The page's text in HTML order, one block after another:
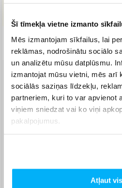
Šī tīmekļa vietne izmanto
Mēs izmantojam sīkfailus, lai
reklāmas, nodrošinātu sociālo
un analizētu mūsu datplūsmu.
izmantojat mūsu vietni, mēs arī
sociālās saziņas līdzekļu,
partneriem, kuri to var apvienot
viņiem sniedzat vai ko viņi
pakalpojumus.
Atļaut
Piegāde: 5-9 d.d.
Venipak pakomāts ( 2,99 €
Augusts 12d. - Augusts 18d.
Venipak Kurjers (3,99 €)
Augusts 13d. - Augusts 19d.